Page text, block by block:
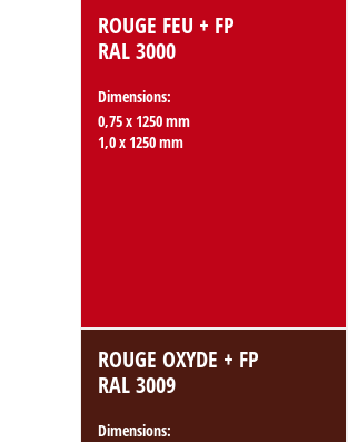
ROUGE FEU + FP
RAL 3000
Dimensions:
0,75 x 1250 mm
1,0 x 1250 mm
ROUGE OXYDE + FP
RAL 3009
Dimensions: